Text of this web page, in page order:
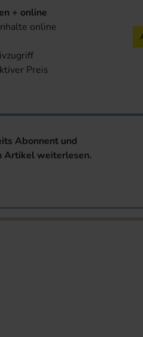
+ online
online
Preis
Abonnent und
Artikel weiterlesen.